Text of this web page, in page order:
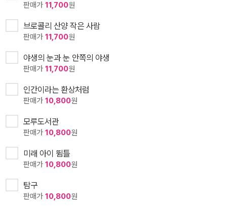
판매가 11,700원
브로콜리 산양 작은 사람
판매가 11,700원
야생의 눈과 눈 안쪽의 야생
판매가 11,700원
인간이라는 환상처럼
판매가 10,800원
모루도서관
판매가 10,800원
미래 아이 뜀틀
판매가 10,800원
탐구
판매가 10,800원